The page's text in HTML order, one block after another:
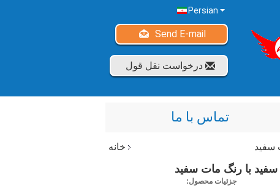
Persian
Send E-mail
درخواست نقل قول
تماس با ما
خانه سفید
با رنگ مات سفید
جزئیات محصول: